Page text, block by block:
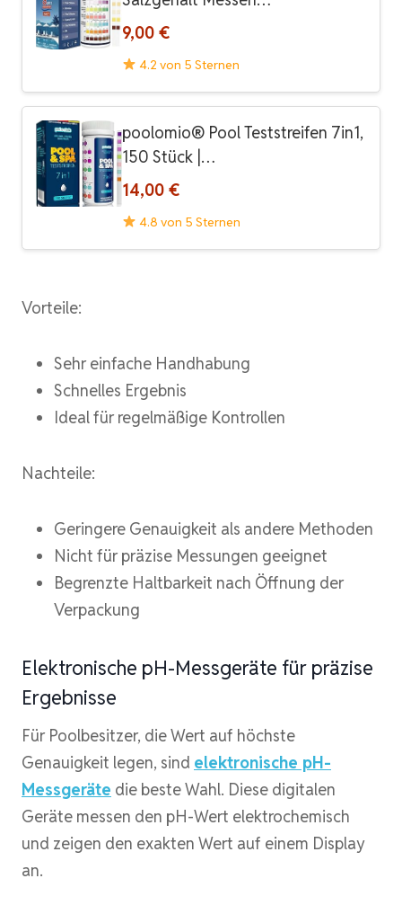
9,00 €
4.2 von 5 Sternen
poolomio® Pool Teststreifen 7in1,
150 Stück |…
14,00 €
4.8 von 5 Sternen
Vorteile:
Sehr einfache Handhabung
Schnelles Ergebnis
Ideal für regelmäßige Kontrollen
Nachteile:
Geringere Genauigkeit als andere Methoden
Nicht für präzise Messungen geeignet
Begrenzte Haltbarkeit nach Öffnung der
Verpackung
Elektronische pH-Messgeräte für präzise
Ergebnisse
Für Poolbesitzer, die Wert auf höchste
Genauigkeit legen, sind elektronische pH-
Messgeräte die beste Wahl. Diese digitalen
Geräte messen den pH-Wert elektrochemisch
und zeigen den exakten Wert auf einem Display
an.